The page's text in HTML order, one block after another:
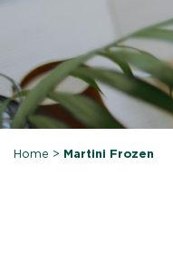
Home > Martini Frozen